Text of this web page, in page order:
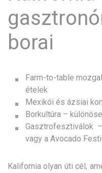
borai
Farm-to-table
ételek
Mexikói és ázsiai
Borkultúra –
Gasztrofesztiválok
vagy a Avocado
Kalifornia olyan úti cél,